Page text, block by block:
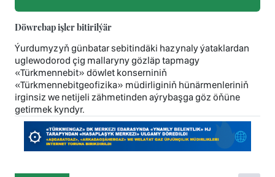
Döwrebap işler bitirilýär
Ýurdumyzyň günbatar sebitindäki hazynaly ýataklardan
uglewodorod çig mallaryny gözläp tapmagy
«Türkmennebit» döwlet konserniniň
«Türkmennebitgeofizika» müdirliginiň hünärmenleriniň
irginsiz we netijeli zähmetinden aýrybaşga göz öňüne
getirmek kyndyr.